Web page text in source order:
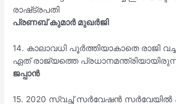
രാഷ്‌ട്രപതി
പ്രണബ് കുമാർ മുഖർജി
14. കാലാവധി പൂർത്തിയാകാതെ രാജി
ഏത് രാജ്യത്തെ
ജപ്പാൻ
15. 2020 സ്വച്ഛ്‌ സർവേഷൻ സർവേയിൽ